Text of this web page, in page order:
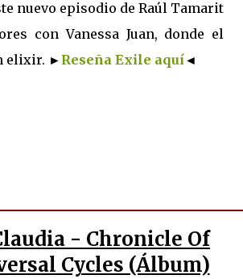
nuevo episodio de Raúl Tamarit
con Vanessa Juan, donde el
elixir. ► Reseña Exile aquí◄
- Chronicle Of
Cycles (Álbum)